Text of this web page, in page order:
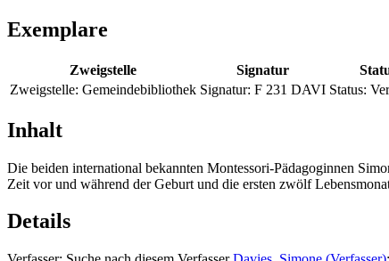
Exemplare
Zweigstelle Signatur
Zweigstelle: Gemeindebibliothek Signatur: F 231 DAVI Status:
Inhalt
Die beiden international bekannten Montessori-Pädagoginnen
Zeit vor und während der Geburt und die ersten zwölf
Details